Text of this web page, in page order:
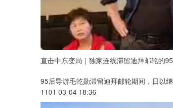
直击中东变局｜独家连线滞留迪拜邮轮的
95后导游毛乾勋滞留迪拜邮轮期间，日以
1101 03-04 18:36